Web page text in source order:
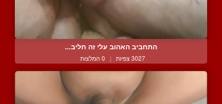
התחביב האהוב עלי זה חליב...
3027 צפיות | 0 המלצות